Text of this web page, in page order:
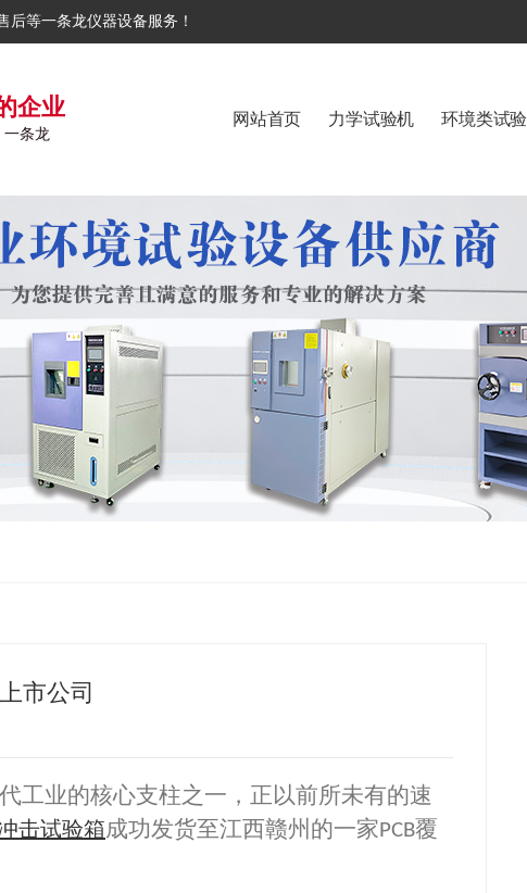
等一条龙仪器设备服务！
企业
一条龙
网站首页 力学试验机 环境类试验
市公司
工业的核心支柱之一，正以前所未有的速
击试验箱成功发货至江西赣州的一家PCB覆